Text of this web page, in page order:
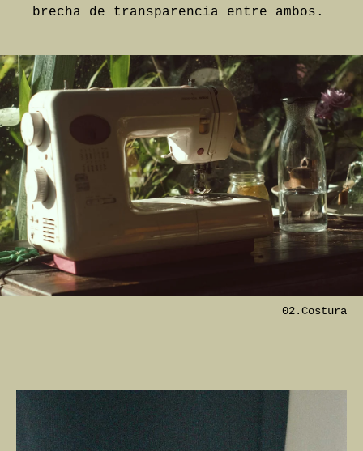
brecha de transparencia entre ambos.
02.Costura